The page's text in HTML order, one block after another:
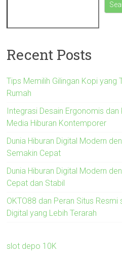
Recent Posts
Tips Memilih Gilingan Kopi yang
Rumah
Integrasi Desain Ergonomis
Media Hiburan Kontemporer
Dunia Hiburan Digital Modern
Semakin Cepat
Dunia Hiburan Digital Modern
Cepat dan Stabil
OKTO88 dan Peran Situs
Digital yang Lebih Terarah
slot depo 10K